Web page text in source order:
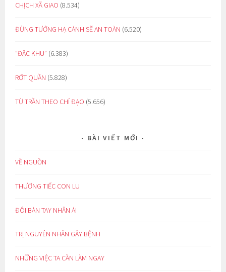
CHỊCH XÃ GIAO (8.534)
ĐỪNG TƯỞNG HẠ CÁNH SẼ AN TOÀN (6.520)
“ĐẶC KHU” (6.383)
RỚT QUẦN (5.828)
TỪ TRẦN THEO CHỈ ĐẠO (5.656)
BÀI VIẾT MỚI
VỀ NGUỒN
THƯƠNG TIẾC CON LU
ĐÔI BÀN TAY NHÂN ÁI
TRỊ NGUYÊN NHÂN GÂY BỆNH
NHỮNG VIỆC TA CẦN LÀM NGAY